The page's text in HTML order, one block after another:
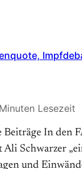
Lesezeit
Beiträge In den
Ali Schwarzer
und